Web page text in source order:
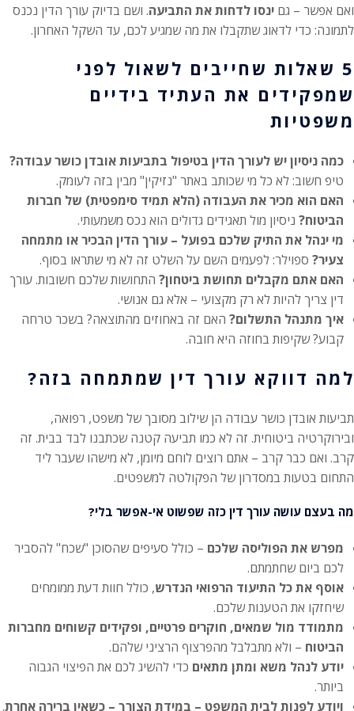
ואם אפשר – גם ינסו לדחות את התביעה. ושם בדיוק עורך הדין נכנס
לתמונה: כדי לדאוג שתקבלו את מה שמגיע לכם, עד השקל האחרון.
5 שאלות שחייבים לשאול לפני
שמפקידים את העתיד בידיים
משפטיות
כמה ניסיון יש לעורך הדין בטיפול בתביעות אובדן כושר עבודה?
טיפ חשוב: לא כל מי שכותב באתר "נזיקין" מבין בזה לעומק.
האם הוא מכיר את העבודה (הלא תמיד סימפטית) של חברות
הביטוח? ניסיון מול תאגידים גדולים הוא נכס משמעותי.
מי ינהל את התיק שלכם בפועל – עורך הדין הבכיר או מתמחה
צעיר? ספוילר: לפעמים השם על השלט זה לא מי שתראו בסוף.
האם אתם מקבלים תחושת ביטחון? התחושות שלכם חשובות. עורך
דין צריך להיות לא רק מקצועי – אלא גם אנושי.
איך מתנהל התשלום? האם זה באחוזים מהתוצאה? בשכר טרחה
קבוע? שקיפות בחוזה היא חובה.
למה דווקא עורך דין שמתמחה בזה?
תביעות אובדן כושר עבודה הן שילוב מסובך של משפט, רפואה,
ובירוקרטיה ביטוחית. זה לא כמו תביעה קטנה שכתבנו לבד בבית. זה
קרב. ואם כבר קרב – אתם רוצים לוחם מיומן, לא מישהו שעבר ליד
התחום בטעות במסדרון של הפקולטה למשפטים.
מה בעצם עושה עורך דין כזה שפשוט אי-אפשר בלי?
מפרש את הפוליסה שלכם – כולל סעיפים שהסוכן "שכח" להסביר
לכם ביום שחתמתם.
אוסף את כל התיעוד הרפואי הנדרש, כולל חוות דעת ממומחים
שיחזקו את הטענות שלכם.
מתמודד מול שמאים, חוקרים פרטיים, ופקידים קשוחים מחברות
הביטוח – ולא מתבלבל מהפרצוף הרציני שלהם.
יודע לנהל משא ומתן מתאים כדי להשיג לכם את הפיצוי הגבוה
ביותר.
ויודע לפנות לבית המשפט – במידת הצורך – כשאין ברירה אחרת.